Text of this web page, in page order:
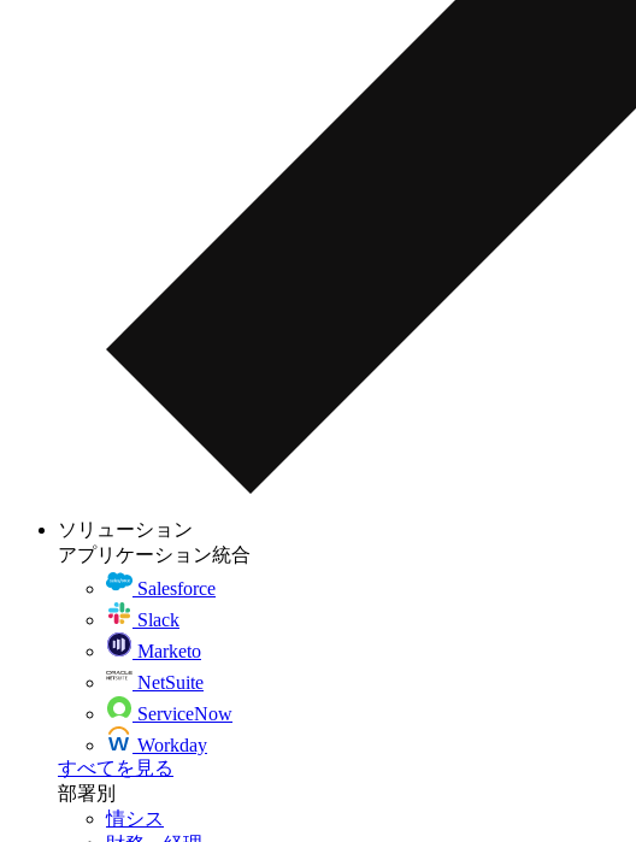
ソリューション
アプリケーション統合
Salesforce
Slack
Marketo
NetSuite
ServiceNow
Workday
すべてを見る
部署別
情シス